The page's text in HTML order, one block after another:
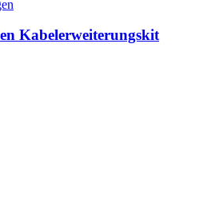
Kabelerweiterungskit